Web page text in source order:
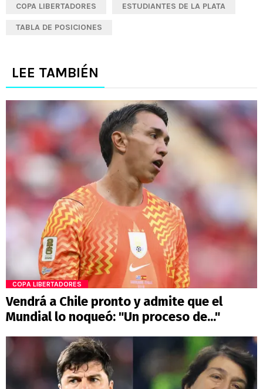
COPA LIBERTADORES ESTUDIANTES DE LA PLATA
TABLA DE POSICIONES
LEE TAMBIÉN
COPA LIBERTADORES
Vendrá a Chile pronto y admite que el
Mundial lo noqueó: "Un proceso de..."